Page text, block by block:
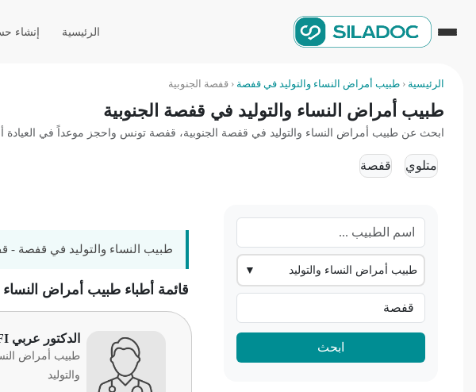
الرئيسية إنشاء
الرئيسية ‹ طبيب أمراض النساء والتوليد في قفصة ‹ قفصة الجنوبية
طبيب أمراض النساء والتوليد في قفصة الجنوبية
ابحث عن طبيب أمراض النساء والتوليد في قفصة الجنوبية، قفصة تونس واحجز موعداً في العيادة
متلوي قفصة
طبيب أمراض النساء والتوليد ▼
ابحث
طبيب النساء والتوليد في قفصة -
قائمة أطباء طبيب أمراض
الدكتور عربي LTIFI
طبيب أمراض
والتوليد